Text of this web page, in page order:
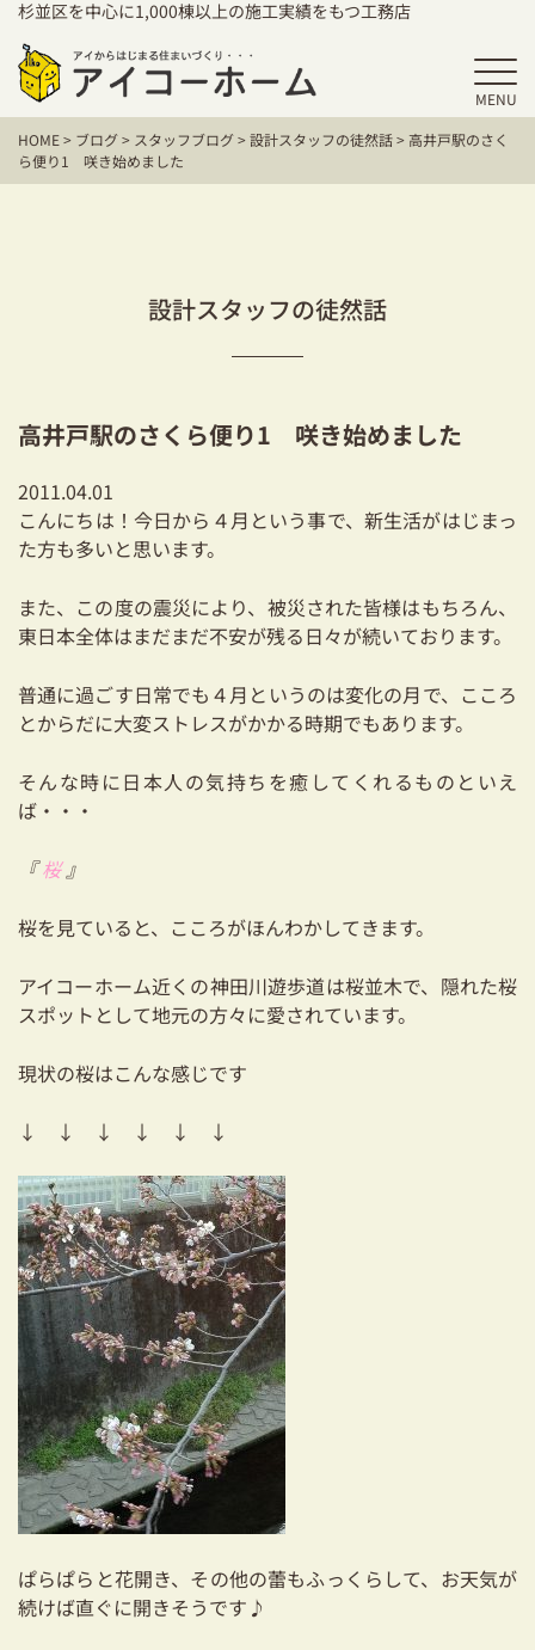
杉並区を中心に1,000棟以上の施工実績をもつ工務店
MENU
HOME
アイコーホームの家づくり
保証／アフターサポート
二世帯住宅をお考えの方
耐震対策も安心の家づくり
リフォーム・リノベーションをお考えの方
資金計画についてのご相談
ショールーム
03-3334-0334
HOME> ブログ> スタッフブログ>設計スタッフの徒然話>高井戸駅のさく
ら便り1 咲き始めました
設計スタッフの徒然話
高井戸駅のさくら便り1 咲き始めました
2011.04.01
こんにちは！今日から４月という事で、新生活がはじまっ
た方も多いと思います。
また、この度の震災により、被災された皆様はもちろん、
東日本全体はまだまだ不安が残る日々が続いております。
普通に過ごす日常でも４月というのは変化の月で、こころ
とからだに大変ストレスがかかる時期でもあります。
そんな時に日本人の気持ちを癒してくれるものといえ
ば・・・
『桜』
桜を見ていると、こころがほんわかしてきます。
アイコーホーム近くの神田川遊歩道は桜並木で、隠れた桜
スポットとして地元の方々に愛されています。
現状の桜はこんな感じです
↓ ↓ ↓ ↓ ↓ ↓
ぱらぱらと花開き、その他の蕾もふっくらして、お天気が
続けば直ぐに開きそうです♪